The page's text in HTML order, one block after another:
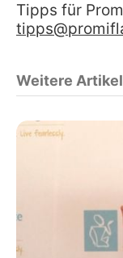
Tipps für
Weitere